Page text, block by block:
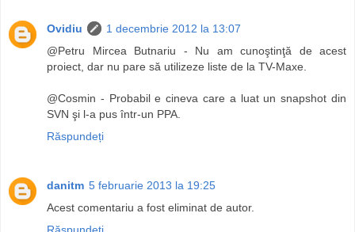
Ovidiu
1 decembrie 2012 la 13:07
@Petru Mircea Butnariu - Nu am cunoştinţă de acest
proiect, dar nu pare să utilizeze liste de la TV-Maxe.
@Cosmin - Probabil e cineva care a luat un snapshot din
SVN şi l-a pus într-un PPA.
Răspundeți
danitm 5 februarie 2013 la 19:25
Acest comentariu a fost eliminat de autor.
Răspundeți